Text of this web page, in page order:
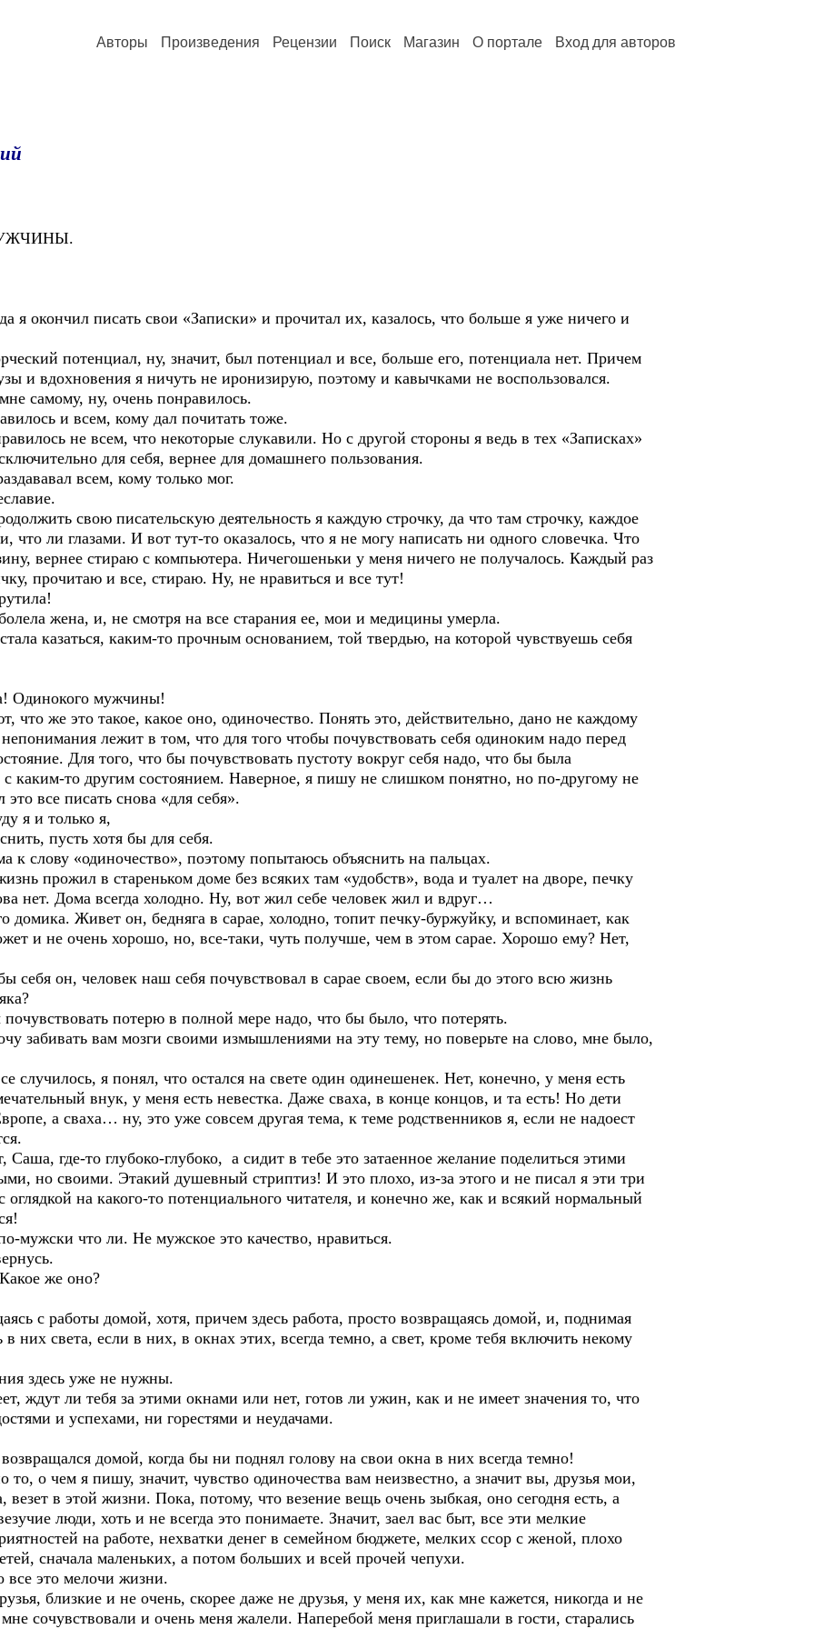
Авторы Произведения Рецензии Поиск Магазин О портале Вход для авторов
писать свои «Записки» и прочитал их, казалось, что больше я уже ничего и
потенциал, ну, значит, был потенциал и все, больше его, потенциала нет. Причем
и вдохновения я ничуть не иронизирую, поэтому и кавычками не воспользовался.
самому, ну, очень понравилось.
и всем, кому дал почитать тоже.
не всем, что некоторые слукавили. Но с другой стороны я ведь в тех «Записках»
для себя, вернее для домашнего пользования.
всем, кому только мог.
свою писательскую деятельность я каждую строчку, да что там строчку, каждое
что ли глазами. И вот тут-то оказалось, что я не могу написать ни одного словечка. Что
вернее стираю с компьютера. Ничегошеньки у меня ничего не получалось. Каждый раз
прочитаю и все, стираю. Ну, не нравиться и все тут!
жена, и, не смотря на все старания ее, мои и медицины умерла.
каким-то прочным основанием, той твердью, на которой чувствуешь себя
мужчины!
это такое, какое оно, одиночество. Понять это, действительно, дано не каждому
лежит в том, что для того чтобы почувствовать себя одиноким надо перед
Для того, что бы почувствовать пустоту вокруг себя надо, что бы была
с каким-то другим состоянием. Наверное, я пишу не слишком понятно, но по-другому не
все писать снова «для себя».
я и только я,
пусть хотя бы для себя.
«одиночество», поэтому попытаюсь объяснить на пальцах.
в стареньком доме без всяких там «удобств», вода и туалет на дворе, печку
нет. Дома всегда холодно. Ну, вот жил себе человек жил и вдруг…
Живет он, бедняга в сарае, холодно, топит печку-буржуйку, и вспоминает, как
и не очень хорошо, но, все-таки, чуть получше, чем в этом сарае. Хорошо ему? Нет,
себя он, человек наш себя почувствовал в сарае своем, если бы до этого всю жизнь
потерю в полной мере надо, что бы было, что потерять.
вам мозги своими измышлениями на эту тему, но поверьте на слово, мне было,
я понял, что остался на свете один одинешенек. Нет, конечно, у меня есть
внук, у меня есть невестка. Даже сваха, в конце концов, и та есть! Но дети
а сваха… ну, это уже совсем другая тема, к теме родственников я, если не надоест
то глубоко-глубоко, а сидит в тебе это затаенное желание поделиться этими
но своими. Этакий душевный стриптиз! И это плохо, из-за этого и не писал я эти три
оглядкой на какого-то потенциального читателя, и конечно же, как и всякий нормальный
что ли. Не мужское это качество, нравиться.
же оно?
работы домой, хотя, причем здесь работа, просто возвращаясь домой, и, поднимая
них света, если в них, в окнах этих, всегда темно, а свет, кроме тебя включить некому
здесь уже не нужны.
ли тебя за этими окнами или нет, готов ли ужин, как и не имеет значения то, что
и успехами, ни горестями и неудачами.
домой, когда бы ни поднял голову на свои окна в них всегда темно!
я пишу, значит, чувство одиночества вам неизвестно, а значит вы, друзья мои,
в этой жизни. Пока, потому, что везение вещь очень зыбкая, оно сегодня есть, а
люди, хоть и не всегда это понимаете. Значит, заел вас быт, все эти мелкие
на работе, нехватки денег в семейном бюджете, мелких ссор с женой, плохо
сначала маленьких, а потом больших и всей прочей чепухи.
это мелочи жизни.
близкие и не очень, скорее даже не друзья, у меня их, как мне кажется, никогда и не
сочувствовали и очень меня жалели. Наперебой меня приглашали в гости, старались